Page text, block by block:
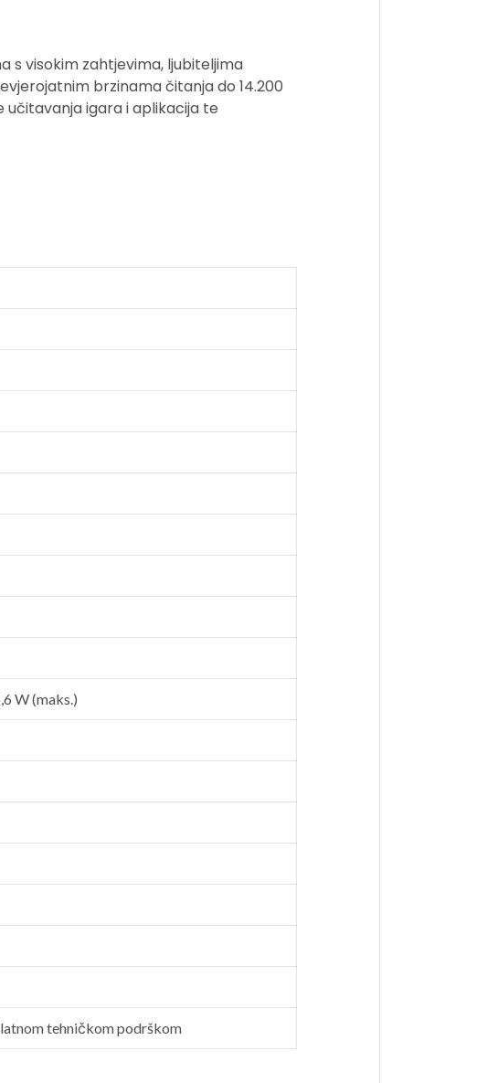
s visokim zahtjevima, ljubiteljima
brzinama čitanja do 14.200
učitavanja igara i aplikacija te
W (maks.)
tehničkom podrškom